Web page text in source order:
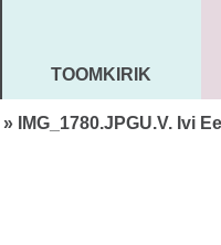
MAARJA KIRIK
TOOMKIRIK
» IMG_1780.JPGU.V. Ivi